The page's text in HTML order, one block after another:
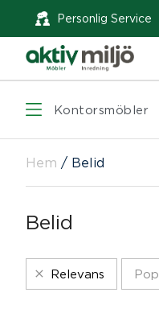
Personlig Service
Kontorsmöbler
Hem / Belid
Belid
Relevans